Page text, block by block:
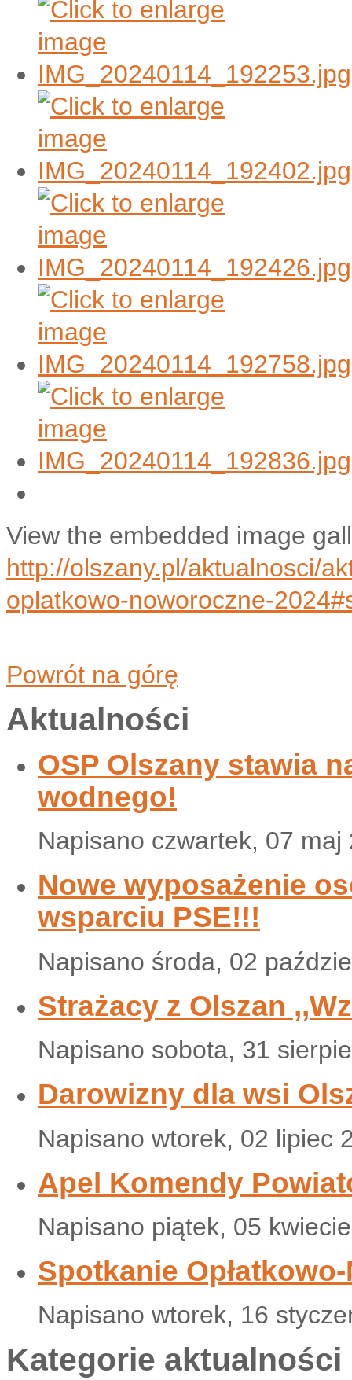
View the embedded image
http://olszany.pl/aktualnosci/
oplatkowo-noworoczne-
Powrót na górę
Aktualności
OSP Olszany stawia
wodnego!
Napisano czwartek, 07 maj
Nowe wyposażenie
wsparciu PSE!!!
Napisano środa, 02
Strażacy z Olszan
Napisano sobota, 31
Darowizny dla wsi
Napisano wtorek, 02 lipiec
Apel Komendy
Napisano piątek, 05
Spotkanie
Napisano wtorek, 16
Kategorie aktualności